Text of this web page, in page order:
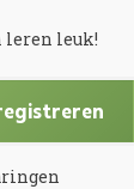
leren leuk!